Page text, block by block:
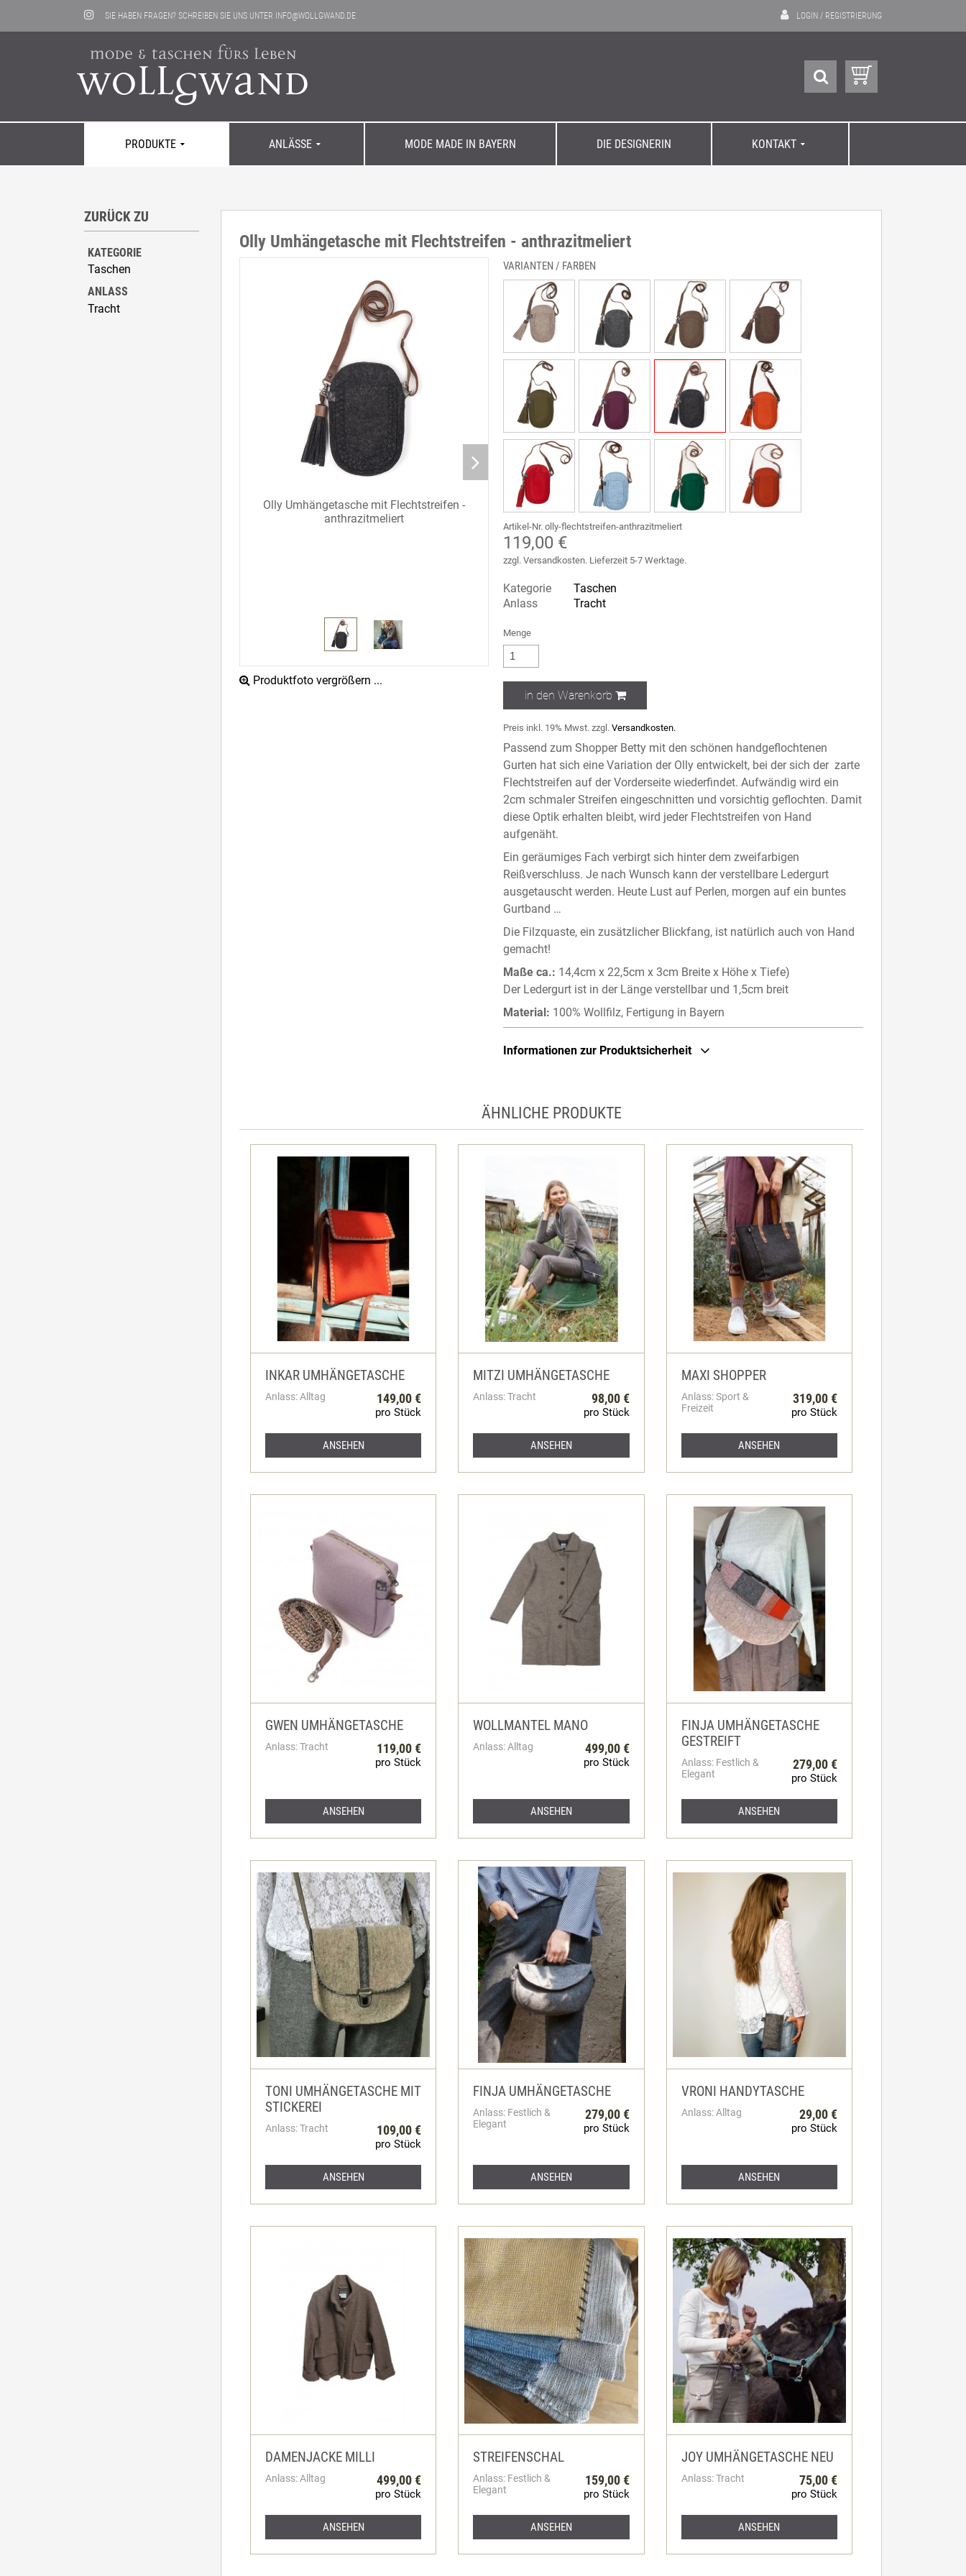
SIE HABEN FRAGEN? SCHREIBEN SIE UNS UNTER INFO@WOLLGWAND.DE LOGIN / REGISTRIERUNG
PRODUKTE
Mäntel
Jacken
Shirts
Aktuelle Kollektion
ANLÄSSE
Tracht
Sport & Freizeit
MODE MADE IN BAYERN DIE DESIGNERIN KONTAKT
Läden
ZURÜCK ZU
KATEGORIE
Taschen
ANLASS
Tracht
Olly Umhängetasche mit Flechtstreifen - anthrazitmeliert
Olly Umhängetasche mit Flechtstreifen -
anthrazitmeliert
Olly 1
Produktfoto vergrößern ...
VARIANTEN / FARBEN
Artikel-Nr. olly-flechtstreifen-anthrazitmeliert
119,00 €
zzgl. Versandkosten. Lieferzeit 5-7 Werktage.
Kategorie
Taschen
Anlass
Tracht
Menge
in den Warenkorb
Preis inkl. 19% Mwst. zzgl.Versandkosten.
Passend zum Shopper Betty mit den schönen handgeflochtenen
Gurten hat sich eine Variation der Olly entwickelt, bei der sich der zarte
Flechtstreifen auf der Vorderseite wiederfindet. Aufwändig wird ein
2cm schmaler Streifen eingeschnitten und vorsichtig geflochten. Damit
diese Optik erhalten bleibt, wird jeder Flechtstreifen von Hand
aufgenäht.
Ein geräumiges Fach verbirgt sich hinter dem zweifarbigen
Reißverschluss. Je nach Wunsch kann der verstellbare Ledergurt
ausgetauscht werden. Heute Lust auf Perlen, morgen auf ein buntes
Gurtband …
Die Filzquaste, ein zusätzlicher Blickfang, ist natürlich auch von Hand
gemacht!
Maße ca.: 14,4cm x 22,5cm x 3cm Breite x Höhe x Tiefe)
Der Ledergurt ist in der Länge verstellbar und 1,5cm breit
Material: 100% Wollfilz, Fertigung in Bayern
Informationen zur Produktsicherheit
ÄHNLICHE PRODUKTE
INKAR UMHÄNGETASCHE
Anlass: Alltag 149,00 €
pro Stück
ANSEHEN
MITZI UMHÄNGETASCHE
Anlass: Tracht 98,00 €
pro Stück
ANSEHEN
MAXI SHOPPER
Anlass: Sport &
Freizeit
319,00 €
pro Stück
ANSEHEN
GWEN UMHÄNGETASCHE
Anlass: Tracht 119,00 €
pro Stück
ANSEHEN
WOLLMANTEL MANO
Anlass: Alltag 499,00 €
pro Stück
ANSEHEN
FINJA UMHÄNGETASCHE
GESTREIFT
Anlass: Festlich &
Elegant
279,00 €
pro Stück
ANSEHEN
TONI UMHÄNGETASCHE MIT
STICKEREI
Anlass: Tracht 109,00 €
pro Stück
ANSEHEN
FINJA UMHÄNGETASCHE
Anlass: Festlich &
Elegant
279,00 €
pro Stück
ANSEHEN
VRONI HANDYTASCHE
Anlass: Alltag 29,00 €
pro Stück
ANSEHEN
DAMENJACKE MILLI
Anlass: Alltag 499,00 €
pro Stück
ANSEHEN
STREIFENSCHAL
Anlass: Festlich &
Elegant
159,00 €
pro Stück
ANSEHEN
JOY UMHÄNGETASCHE NEU
Anlass: Tracht 75,00 €
pro Stück
ANSEHEN